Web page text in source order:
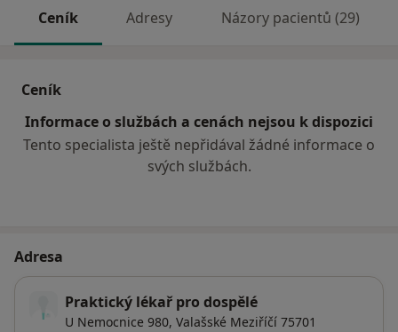
Ceník Adresy Názory pacientů (29)
Ceník
Informace o službách a cenách nejsou k dispozici
Tento specialista ještě nepřidával žádné informace o
svých službách.
Adresa
Praktický lékař pro dospělé
U Nemocnice 980, Valašské Meziříčí 75701